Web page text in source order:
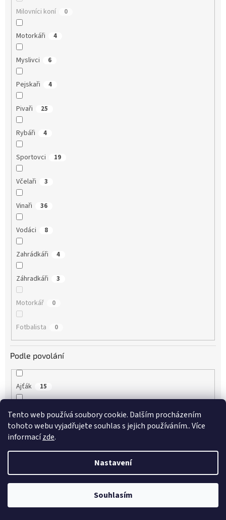
Tento web používá soubory cookie. Dalším procházením
tohoto webu vyjadřujete souhlas s jejich používáním.. Více
informacízde.
Nastavení
Souhlasím
Milovníci koní 0
Motorkáři 4
Myslivci 6
Pejskaři 4
Pivaři 25
Rybáři 4
Sportovci 19
Včelaři 3
Vinaři 36
Vodáci 8
Zahrádkáři 4
Záhradkáři 3
Motorkář 0
Fotbalista 0
Podle povolání
Ajťák 15
Architekt
Automechanik
Cukrářka 1
Dřevorubec 6